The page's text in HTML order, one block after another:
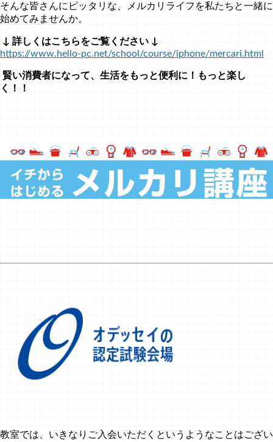
そんな皆さんにピッタリな、メルカリライフを私たちと一緒に
始めてみませんか。
↓ 詳しくはこちらをご覧ください ↓
https://www.hello-pc.net/school/course/iphone/mercari.html
賢い消費者になって、生活をもっと便利に！もっと楽し
く！！
教室では、いきなりご入会いただくというようなことはござい